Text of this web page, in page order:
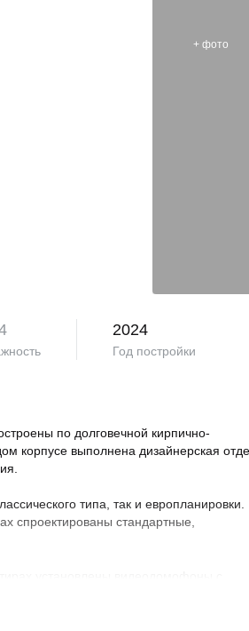
+ фото
2024
Год постройки
по долговечной кирпично-
корпусе выполнена дизайнерская
типа, так и европланировки.
спроектированы стандартные,
на ней проведено озеленение по
расположены детские и спортивные